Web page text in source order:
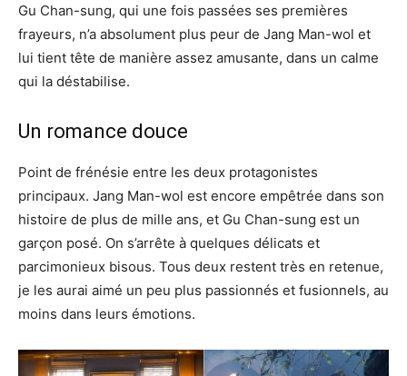
Gu Chan-sung, qui une fois passées ses premières
frayeurs, n’a absolument plus peur de Jang Man-wol et
lui tient tête de manière assez amusante, dans un calme
qui la déstabilise.
Un romance douce
Point de frénésie entre les deux protagonistes
principaux. Jang Man-wol est encore empêtrée dans son
histoire de plus de mille ans, et Gu Chan-sung est un
garçon posé. On s’arrête à quelques délicats et
parcimonieux bisous. Tous deux restent très en retenue,
je les aurai aimé un peu plus passionnés et fusionnels, au
moins dans leurs émotions.